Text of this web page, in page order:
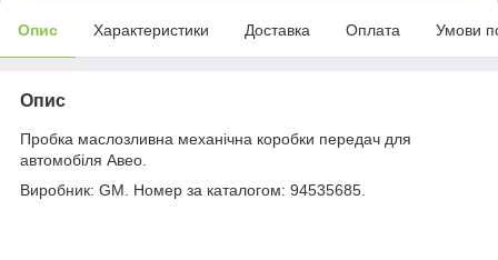
Опис Характеристики Доставка Оплата Умови
Опис
Пробка маслозливна механічна коробки передач для
автомобіля Авео.
Виробник: GM. Номер за каталогом: 94535685.